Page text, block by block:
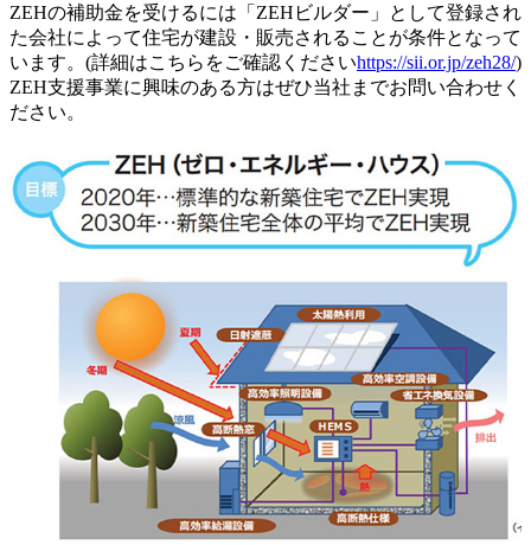
ZEHの補助金を受けるには「ZEHビルダー」として登録され
た会社によって住宅が建設・販売されることが条件となって
います。(詳細はこちらをご確認くださいhttps://sii.or.jp/zeh28/)
ZEH支援事業に興味のある方はぜひ当社までお問い合わせく
ださい。